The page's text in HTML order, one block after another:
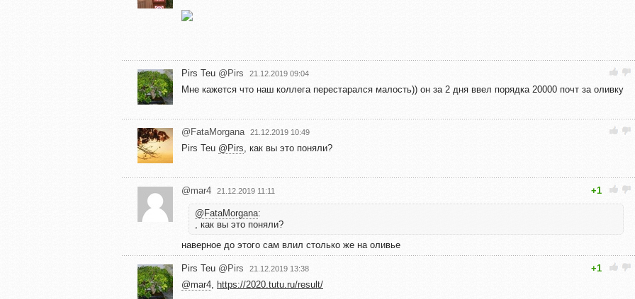
Pirs Teu @Pirs 21.12.2019 09:04
Мне кажется что наш коллега перестарался малость)) он за 2 дня ввел порядка 20000 почт за оливку
@FataMorgana 21.12.2019 10:49
Pirs Teu @Pirs, как вы это поняли?
@mar4 21.12.2019 11:11 +1
@FataMorgana:
, как вы это поняли?
наверное до этого сам влил столько же на оливье
Pirs Teu @Pirs 21.12.2019 13:38
+1
@mar4, https://2020.tutu.ru/result/